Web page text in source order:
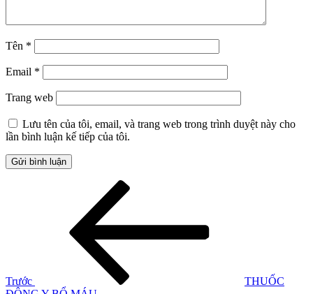
Tên *
Email *
Trang web
Lưu tên của tôi, email, và trang web trong trình duyệt này cho
lần bình luận kế tiếp của tôi.
Trước
THUỐC